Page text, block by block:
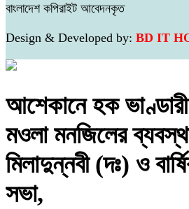
বাংলাদেশ কপিরাইট আবেদনকৃত
Design & Developed by: BD IT
আশেকানে হক
মওলা মনজিলের
মিলাদুন্নবী (দঃ) ও
সভা,